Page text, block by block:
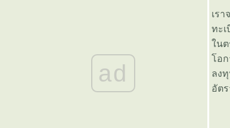
ดอกเบี้ยสูง 3% ต่อปี
บลจ. ทิสโก้ เปิดเสนอขาย “กองทุน
เปิด ทิสโก้ เจแปน อิควิตี้ ทริกเกอร์
8% #2” วันที่ 2- 9 ม.ค. 2557
ad
เร
ทะ
นต
อก
ลง
อัต